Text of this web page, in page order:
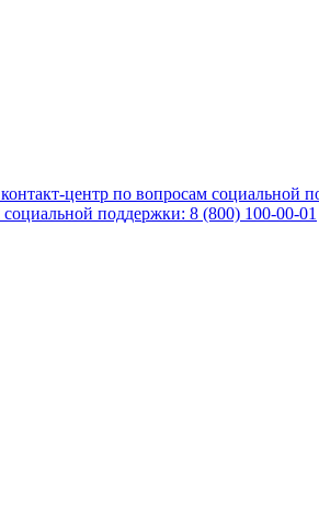
центр по вопросам социальной
поддержки: 8 (800) 100-00-01